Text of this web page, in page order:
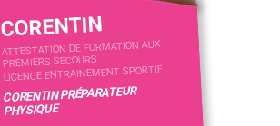
CORENTIN
ATTESTATION DE FORMATION AUX
PREMIERS SECOURS
LICENCE ENTRAINEMENT SPORTIF
CORENTIN PRÉPARATEUR
PHYSIQUE